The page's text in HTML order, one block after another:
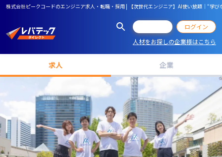
株式会社ピークコードのエンジニア求人・転職・採用 | 【次世代エンジニア】AI使い放題｜“学
ログイン
人材をお探しの企業様はこちら
求人 企業